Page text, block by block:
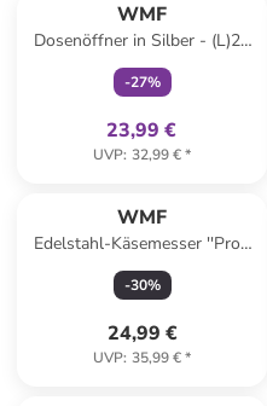
WMF
Dosenöffner in Silber - (L)20
cm
-27%
23,99 €
UVP: 32,99 €*
WMF
Edelstahl-Käsemesser ''Profi
Plus'' - (L)28 cm
-30%
24,99 €
UVP: 35,99 €*